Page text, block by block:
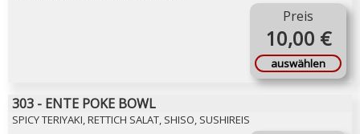
Preis
10,00 €
auswählen
303 - ENTE POKE BOWL
SPICY TERIYAKI, RETTICH SALAT, SHISO, SUSHIREIS